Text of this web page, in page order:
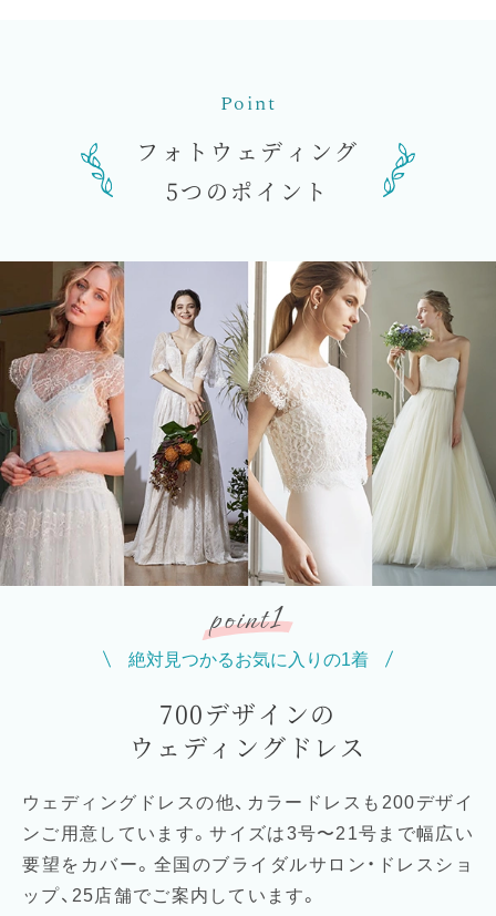
フォトウェディング
5つのポイント
point1
絶対見つかるお気に入りの1着
700デザインの
ウェディングドレス
ウェディングドレスの他、カラードレスも200デザイ
ンご用意しています。サイズは3号〜21号まで幅広い
要望をカバー。全国のブライダルサロン・ドレスショ
ップ、25店舗でご案内しています。